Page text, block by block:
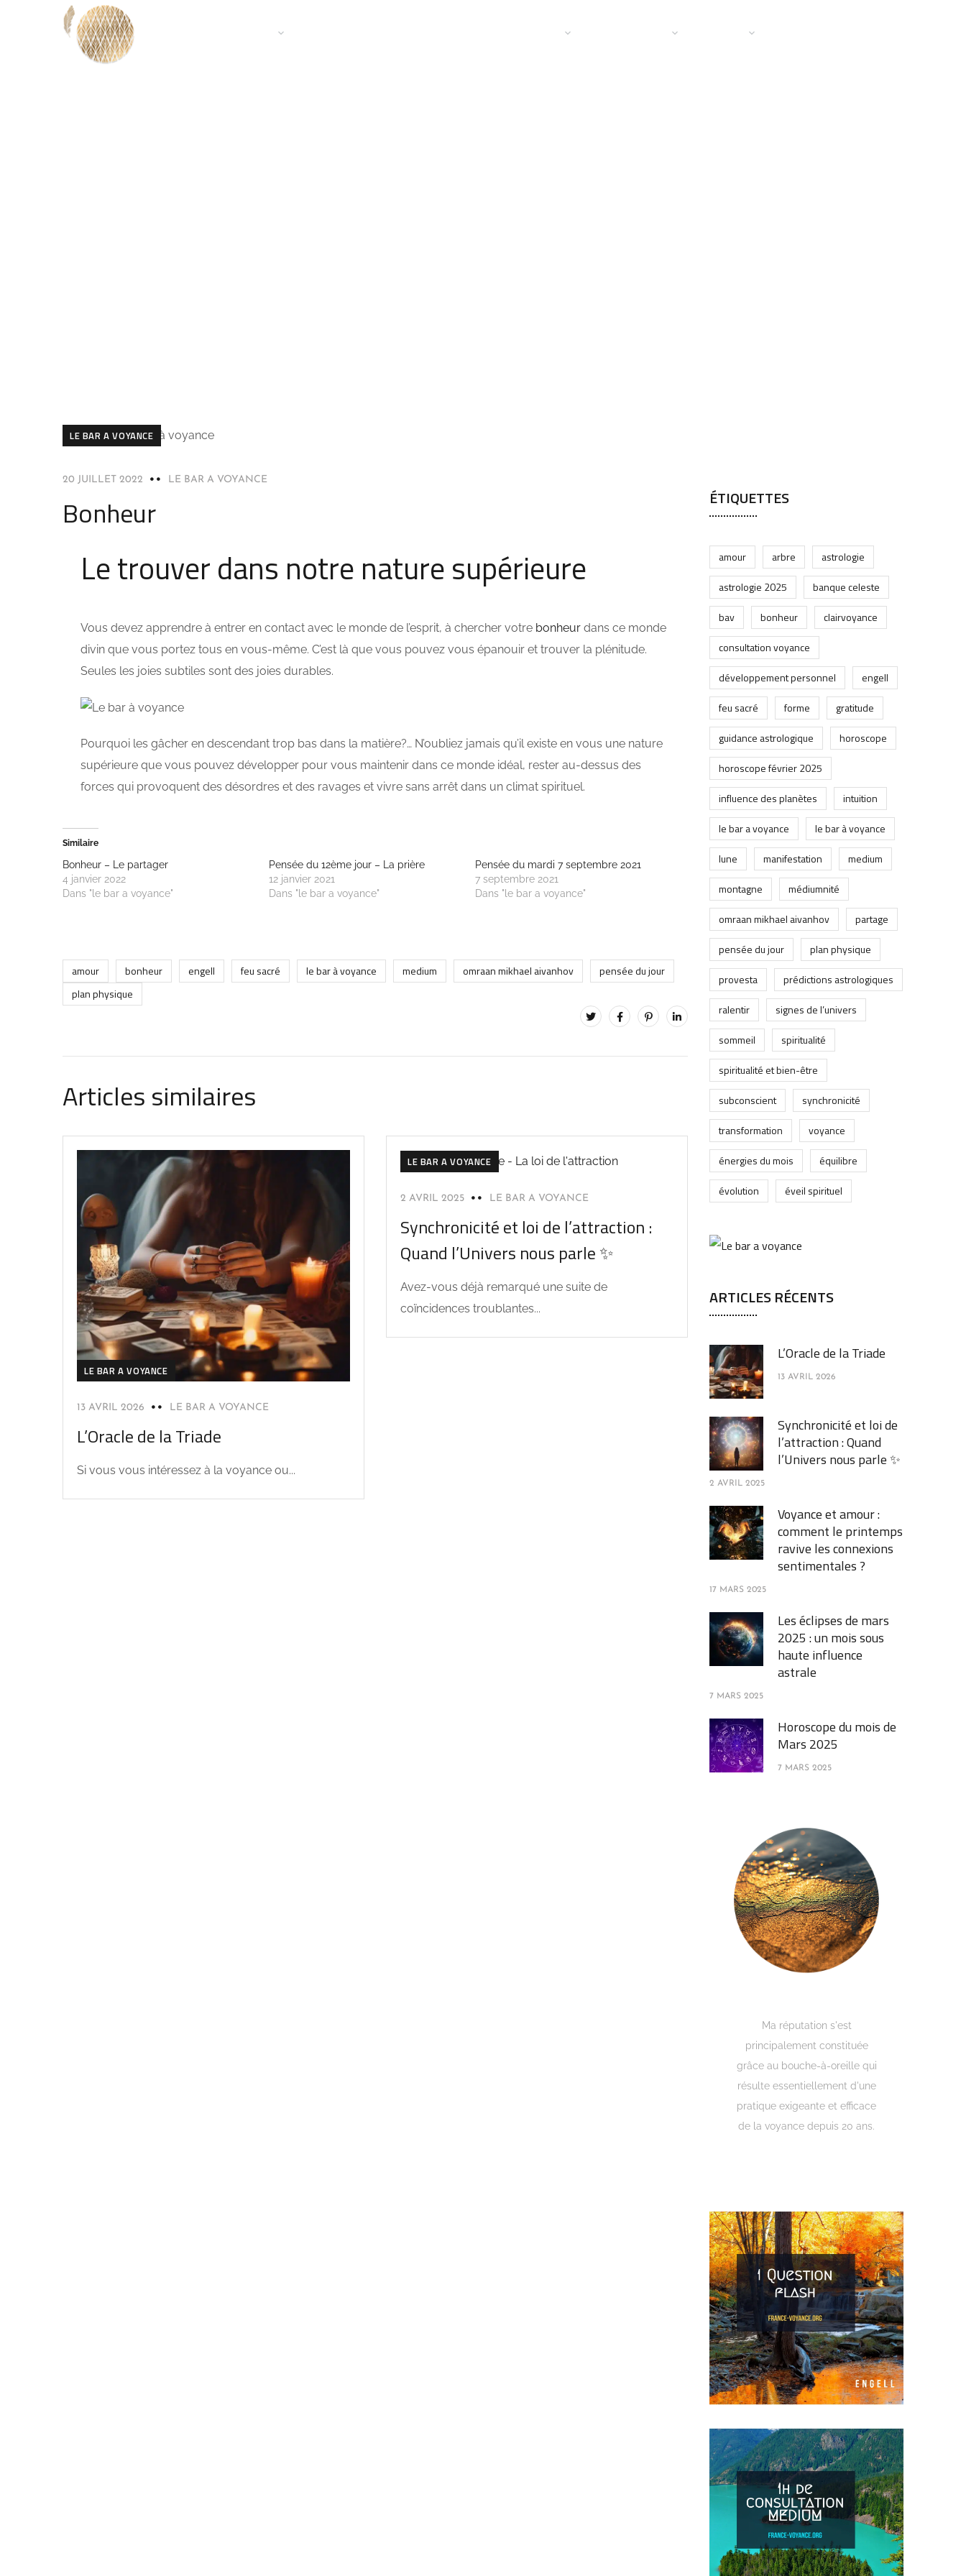
LE BAR A VOYANCE
20 JUILLET 2022 LE BAR A VOYANCE
Bonheur
Le trouver dans notre nature supérieure
Vous devez apprendre à entrer en contact avec le monde de l’esprit, à chercher votre bonheur dans ce monde
divin que vous portez tous en vous-même. C’est là que vous pouvez vous épanouir et trouver la plénitude.
Seules les joies subtiles sont des joies durables.
Pourquoi les gâcher en descendant trop bas dans la matière?… N’oubliez jamais qu’il existe en vous une nature
supérieure que vous pouvez développer pour vous maintenir dans ce monde idéal, rester au-dessus des
forces qui provoquent des désordres et des ravages et vivre sans arrêt dans un climat spirituel.
Similaire
Bonheur – Le partager
4 janvier 2022
Dans "le bar a voyance"
Pensée du 12ème jour – La prière
12 janvier 2021
Dans "le bar a voyance"
Pensée du mardi 7 septembre 2021
7 septembre 2021
Dans "le bar a voyance"
amour bonheur engell feu sacré le bar à voyance medium omraan mikhael aivanhov
pensée du jour
plan physique
Articles similaires
LE BAR A VOYANCE
13 AVRIL 2026 LE BAR A VOYANCE
L’Oracle de la Triade
Si vous vous intéressez à la voyance ou...
LE BAR A VOYANCE
2 AVRIL 2025 LE BAR A VOYANCE
Synchronicité et loi de l’attraction :
Quand l’Univers nous parle ✨
Avez-vous déjà remarqué une suite de
coïncidences troublantes...
ÉTIQUETTES
amour arbre
astrologie
astrologie 2025
banque celeste
bav
bonheur
clairvoyance
consultation voyance
développement personnel
engell
feu sacré
forme
gratitude
guidance astrologique
horoscope
horoscope février 2025
influence des planètes
intuition
le bar a voyance
le bar à voyance
lune
manifestation
medium
montagne
médiumnité
omraan mikhael aivanhov
partage
pensée du jour
plan physique
provesta
prédictions astrologiques
ralentir
signes de l’univers
sommeil
spiritualité
spiritualité et bien-être
subconscient
synchronicité
transformation
voyance
énergies du mois
équilibre
évolution
éveil spirituel
ARTICLES RÉCENTS
L’Oracle de la Triade
13 AVRIL 2026
Synchronicité et loi de
l’attraction : Quand
l’Univers nous parle ✨
2 AVRIL 2025
Voyance et amour :
comment le printemps
ravive les connexions
sentimentales ?
17 MARS 2025
Les éclipses de mars
2025 : un mois sous
haute influence
astrale
7 MARS 2025
Horoscope du mois de
Mars 2025
7 MARS 2025
Ma réputation s'est
principalement constituée
grâce au bouche-à-oreille qui
résulte essentiellement d'une
pratique exigeante et efficace
de la voyance depuis 20 ans.